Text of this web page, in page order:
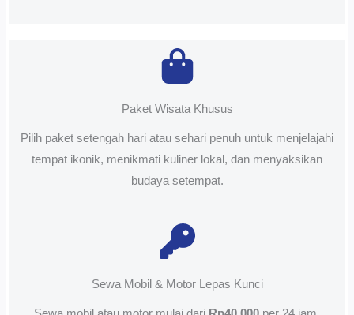
Paket Wisata Khusus
Pilih paket setengah hari atau sehari penuh untuk menjelajahi
tempat ikonik, menikmati kuliner lokal, dan menyaksikan
budaya setempat.
Sewa Mobil & Motor Lepas Kunci